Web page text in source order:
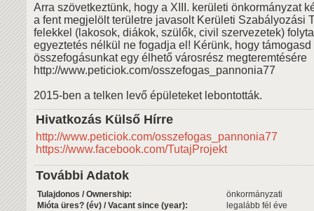
Arra szövetkeztünk, hogy a XIII. kerületi önkormányzat
a fent megjelölt területre javasolt Kerületi Szabályozási
felekkel (lakosok, diákok, szülők, civil szervezetek)
egyeztetés nélkül ne fogadja el! Kérünk, hogy támogasd
összefogásunkat egy élhető városrész megteremtésére
http://www.peticiok.com/osszefogas_pannonia77
2015-ben a telken levő épületeket lebontották.
Hivatkozás Külső Hírre
http://www.peticiok.com/osszefogas_pannonia77
https://www.facebook.com/TutajProjekt
További Adatok
Tulajdonos / Ownership:
önkormányzati
Mióta üres? (év) / Vacant since (year):
legalább fél éve